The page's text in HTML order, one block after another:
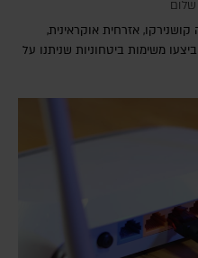
שלום
אזרחית אוקראינית,
משימות ביטחוניות שניתנו על